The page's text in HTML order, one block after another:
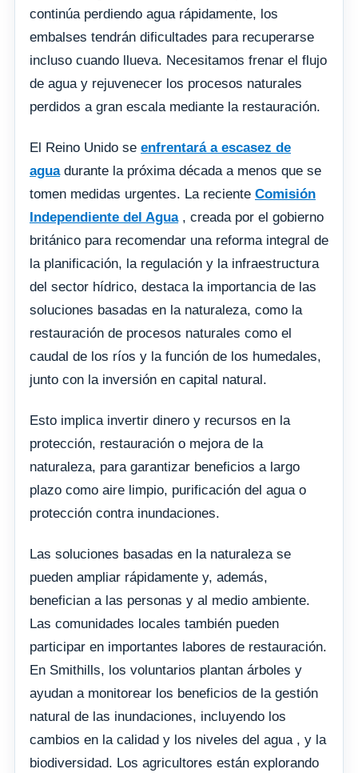
continúa perdiendo agua rápidamente, los
embalses tendrán dificultades para recuperarse
incluso cuando llueva. Necesitamos frenar el flujo
de agua y rejuvenecer los procesos naturales
perdidos a gran escala mediante la restauración.
El Reino Unido se enfrentará a escasez de
aguadurante la próxima década a menos que se
tomen medidas urgentes. La reciente Comisión
Independiente del Agua, creada por el gobierno
británico para recomendar una reforma integral de
la planificación, la regulación y la infraestructura
del sector hídrico, destaca la importancia de las
soluciones basadas en la naturaleza, como la
restauración de procesos naturales como el
caudal de los ríos y la función de los humedales,
junto con la inversión en capital natural.
Esto implica invertir dinero y recursos en la
protección, restauración o mejora de la
naturaleza, para garantizar beneficios a largo
plazo como aire limpio, purificación del agua o
protección contra inundaciones.
Las soluciones basadas en la naturaleza se
pueden ampliar rápidamente y, además,
benefician a las personas y al medio ambiente.
Las comunidades locales también pueden
participar en importantes labores de restauración.
En Smithills, los voluntarios plantan árboles y
ayudan a monitorear los beneficios de la gestión
natural de las inundaciones, incluyendo los
cambios en la calidad y los niveles del agua , y la
biodiversidad. Los agricultores están explorando